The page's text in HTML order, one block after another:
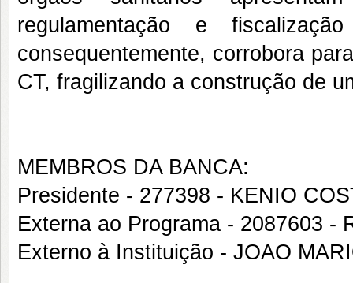
regulamentação e
consequentemente, corrobora
CT, fragilizando a construção de
MEMBROS DA BANCA:
Presidente - 277398 - KENIO
Externa ao Programa - 2087603 -
Externo à Instituição - JOAO